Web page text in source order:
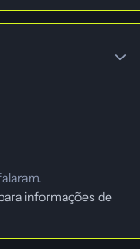
informações de